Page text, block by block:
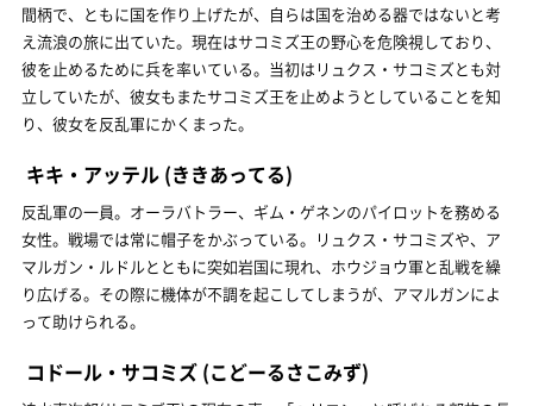
間柄で、ともに国を作り上げたが、自らは国を治める器ではないと考
え流浪の旅に出ていた。現在はサコミズ王の野心を危険視しており、
彼を止めるために兵を率いている。当初はリュクス・サコミズとも対
立していたが、彼女もまたサコミズ王を止めようとしていることを知
り、彼女を反乱軍にかくまった。
キキ・アッテル (ききあってる)
反乱軍の一員。オーラバトラー、ギム・ゲネンのパイロットを務める
女性。戦場では常に帽子をかぶっている。リュクス・サコミズや、ア
マルガン・ルドルとともに突如岩国に現れ、ホウジョウ軍と乱戦を繰
り広げる。その際に機体が不調を起こしてしまうが、アマルガンによ
って助けられる。
コドール・サコミズ (こどーるさこみず)